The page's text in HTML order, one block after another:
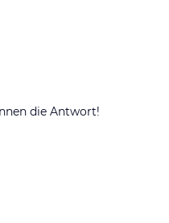
die Antwort!